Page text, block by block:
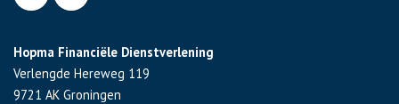
Hopma Financiële Dienstverlening
Verlengde Hereweg 119
9721 AK Groningen